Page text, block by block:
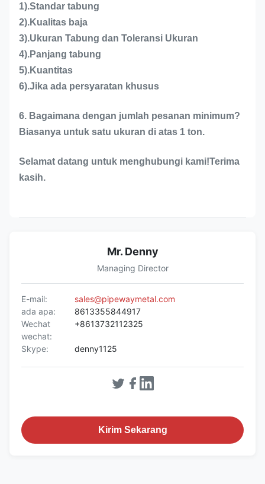
1).Standar tabung
2).Kualitas baja
3).Ukuran Tabung dan Toleransi Ukuran
4).Panjang tabung
5).Kuantitas
6).Jika ada persyaratan khusus
6. Bagaimana dengan jumlah pesanan minimum?
Biasanya untuk satu ukuran di atas 1 ton.
Selamat datang untuk menghubungi kami!Terima
kasih.
Mr. Denny
Managing Director
E-mail:
sales@pipewaymetal.com
ada apa:
8613355844917
Wechat
wechat:
+8613732112325
Skype: denny1125
Kirim Sekarang